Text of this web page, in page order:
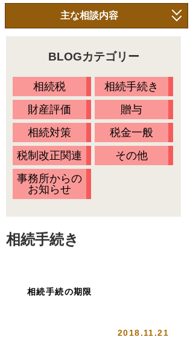
トップページ
相続の流れ
当事務所に依頼するメリット
無料相談会・セミナー情報
Ｑ&Ａ
お客様の声
プライバシーポリシー
アクセス
主な相談内容
相続方法の決定
相続放棄
相続税の申告
BLOGカテゴリー
相続税
相続手続き
財産評価
贈与
相続対策
税金一般
税制改正関連
その他
事務所からの
お知らせ
相続手続き
相続手続の期限
2018.11.21